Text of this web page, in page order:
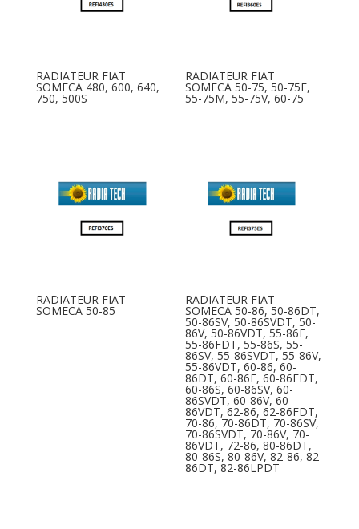
RADIATEUR FIAT
SOMECA 480, 600, 640,
750, 500S
RADIATEUR FIAT
SOMECA 50-75, 50-75F,
55-75M, 55-75V, 60-75
RADIATEUR FIAT
SOMECA 50-85
RADIATEUR FIAT
SOMECA 50-86, 50-86DT,
50-86SV, 50-86SVDT, 50-
86V, 50-86VDT, 55-86F,
55-86FDT, 55-86S, 55-
86SV, 55-86SVDT, 55-86V,
55-86VDT, 60-86, 60-
86DT, 60-86F, 60-86FDT,
60-86S, 60-86SV, 60-
86SVDT, 60-86V, 60-
86VDT, 62-86, 62-86FDT,
70-86, 70-86DT, 70-86SV,
70-86SVDT, 70-86V, 70-
86VDT, 72-86, 80-86DT,
80-86S, 80-86V, 82-86, 82-
86DT, 82-86LPDT